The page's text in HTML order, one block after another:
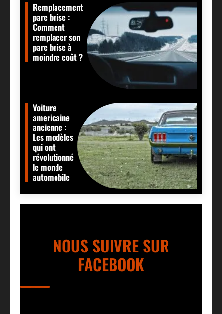
Remplacement
pare brise :
Comment
remplacer son
pare brise à
moindre coût ?
Voiture
americaine
ancienne :
Les modèles
qui ont
révolutionné
le monde
automobile
NOUS SUIVRE SUR
FACEBOOK